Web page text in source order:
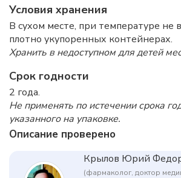
Условия хранения
В сухом месте, при температуре не
плотно укупоренных контейнерах.
Хранить в недоступном для детей
Срок годности
2 года.
Не применять по истечении срока
указанного на упаковке.
Описание проверено
Крылов Юрий
(фармаколог, доктор